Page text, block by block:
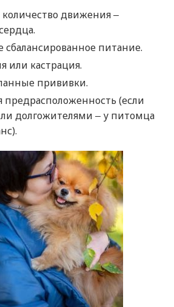
движения ‒
сбалансированное питание.
или кастрация.
прививки.
предрасположенность (если
долгожителями ‒ у питомца